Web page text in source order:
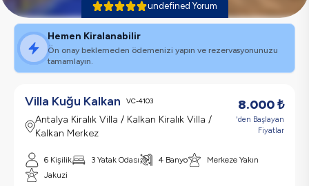
undefined Yorum
Hemen Kiralanabilir
Ön onay beklemeden ödemenizi yapın ve rezervasyonunuzu
tamamlayın.
Villa Kuğu Kalkan VC-4103
Antalya Kiralık Villa / Kalkan Kiralık Villa /
Kalkan Merkez
8.000₺
'den Başlayan
Fiyatlar
6 Kişilik 3 Yatak Odası 4 Banyo
Merkeze Yakın
Jakuzi